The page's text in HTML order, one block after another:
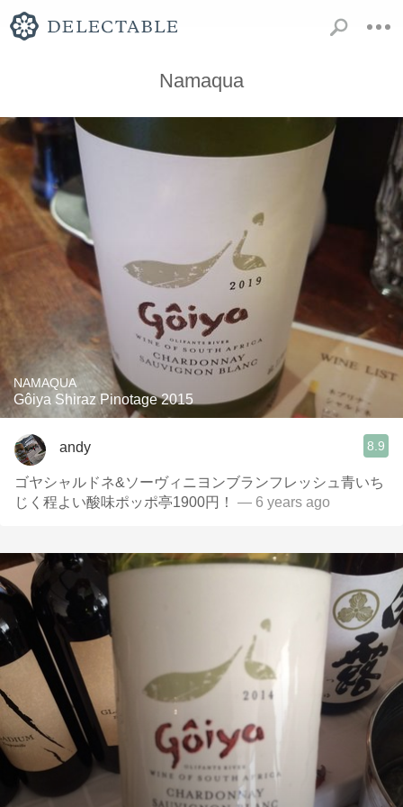
Namaqua
NAMAQUA
Gôiya Shiraz Pinotage 2015
andy 8.9
ゴヤシャルドネ&ソーヴィニヨンブランフレッシュ青いち
じく程よい酸味ポッポ亭1900円！
— 6 years ago